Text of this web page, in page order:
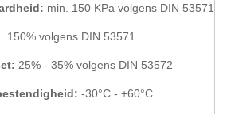
min. 150 KPa volgens DIN 53571
150% volgens DIN 53571
25% - 35% volgens DIN 53572
-30°C - +60°C